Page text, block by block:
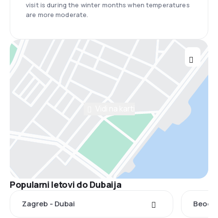
visit is during the winter months when temperatures
are more moderate.
Popularni letovi do Dubaija
Zagreb - Dubai